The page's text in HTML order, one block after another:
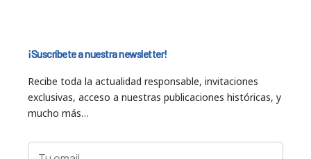
¡Suscríbete a nuestra newsletter!
Recibe toda la actualidad responsable, invitaciones
exclusivas, acceso a nuestras publicaciones históricas, y
mucho más…